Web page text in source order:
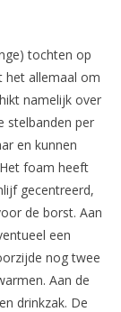
tochten op
het allemaal om
namelijk over
stelbanden per
en kunnen
foam heeft
gecentreerd,
de borst. Aan
een
nog twee
Aan de
drinkzak. De